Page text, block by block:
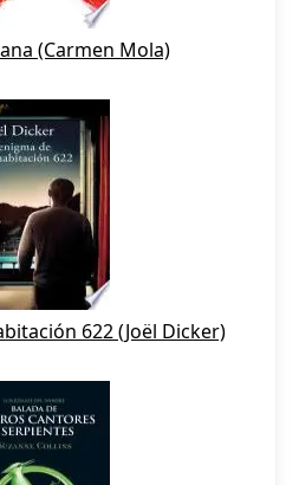
(Carmen Mola)
622 (Joël Dicker)